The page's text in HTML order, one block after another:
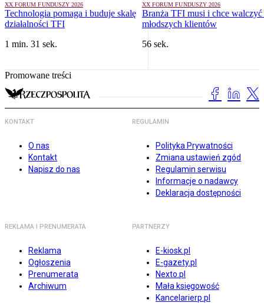
XX FORUM FUNDUSZY 2026
Technologia pomaga i buduje skalę
działalności TFI
1 min. 31 sek.
XX FORUM FUNDUSZY 2026
Branża TFI musi i chce walczyć
młodszych klientów
56 sek.
Promowane treści
KONTAKT
O nas
Kontakt
Napisz do nas
REGULAMIN
Polityka Prywatności
Zmiana ustawień zgód
Regulamin serwisu
Informacje o nadawcy
Deklaracja dostępności
REKLAMA I PRENUMERATA
Reklama
Ogłoszenia
Prenumerata
Archiwum
PARTNERZY
E-kiosk.pl
E-gazety.pl
Nexto.pl
Mała księgowość
Kancelarierp.pl